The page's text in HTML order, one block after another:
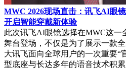
年内，这个项目就有望在“群策群
架。
在机器人研究领域，具身智能被
向，只有当AI能够在现实世界感
动时，其判断与行动能力才趋于
目的联合出现，无疑代表了这一
MWC 2026现场直击：讯飞AI眼
开启智能穿戴新体验
此次讯飞AI眼镜选择在MWC这一
舞台登场，不仅是为了展示一款
大讯飞面向全球用户的一次重要“
型底座与长达多年的语音技术积